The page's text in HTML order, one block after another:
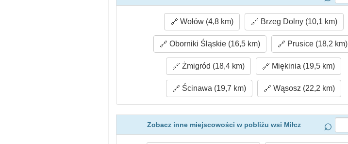
Wołów (4,8 km) Brzeg Dolny (10,1 km)
Oborniki Śląskie (16,5 km) Prusice (18,2 km)
Żmigród (18,4 km) Miękinia (19,5 km)
Ścinawa (19,7 km) Wąsosz (22,2 km)
Zobacz inne miejscowości w pobliżu wsi Miłcz